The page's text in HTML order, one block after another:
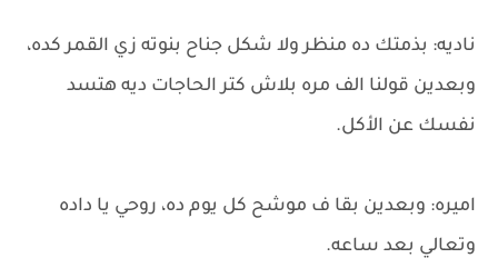
ناديه: بذمتك ده منظر ولا شكل جناح بنوته زي القمر كده،
وبعدين قولنا الف مره بلاش كتر الحاجات ديه هتسد
نفسك عن الأكل.
اميره: وبعدين بقا ف موشح كل يوم ده، روحي يا داده
وتعالي بعد ساعه.